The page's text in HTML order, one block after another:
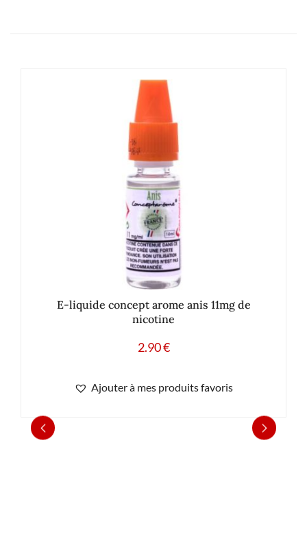
E-liquide concept arome anis 11mg de
nicotine
2.90€
Ajouter à mes produits favoris